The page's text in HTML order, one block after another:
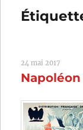
24 mai 2017
Napoléon